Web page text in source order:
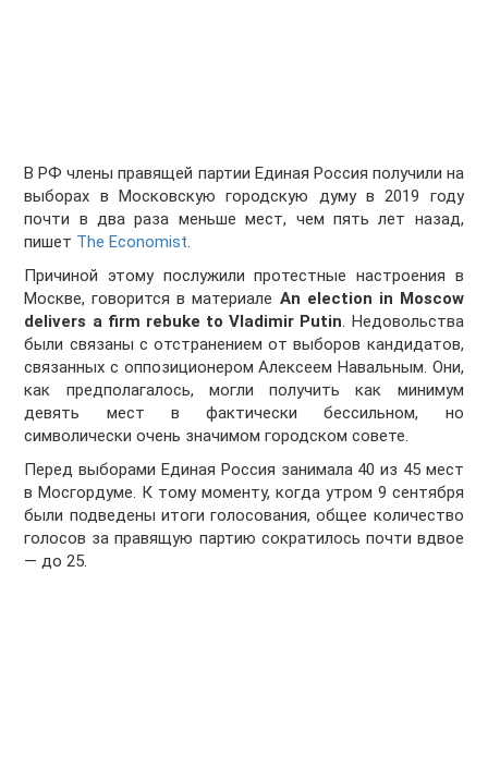
В РФ члены правящей партии Единая Россия получили на
выборах в Московскую городскую думу в 2019 году
почти в два раза меньше мест, чем пять лет назад,
пишет The Economist.
Причиной этому послужили протестные настроения в
Москве, говорится в материале An election in Moscow
delivers a firm rebuke to Vladimir Putin. Недовольства
были связаны с отстранением от выборов кандидатов,
связанных с оппозиционером Алексеем Навальным. Они,
как предполагалось, могли получить как минимум
девять мест в фактически бессильном, но
символически очень значимом городском совете.
Перед выборами Единая Россия занимала 40 из 45 мест
в Мосгордуме. К тому моменту, когда утром 9 сентября
были подведены итоги голосования, общее количество
голосов за правящую партию сократилось почти вдвое
— до 25.